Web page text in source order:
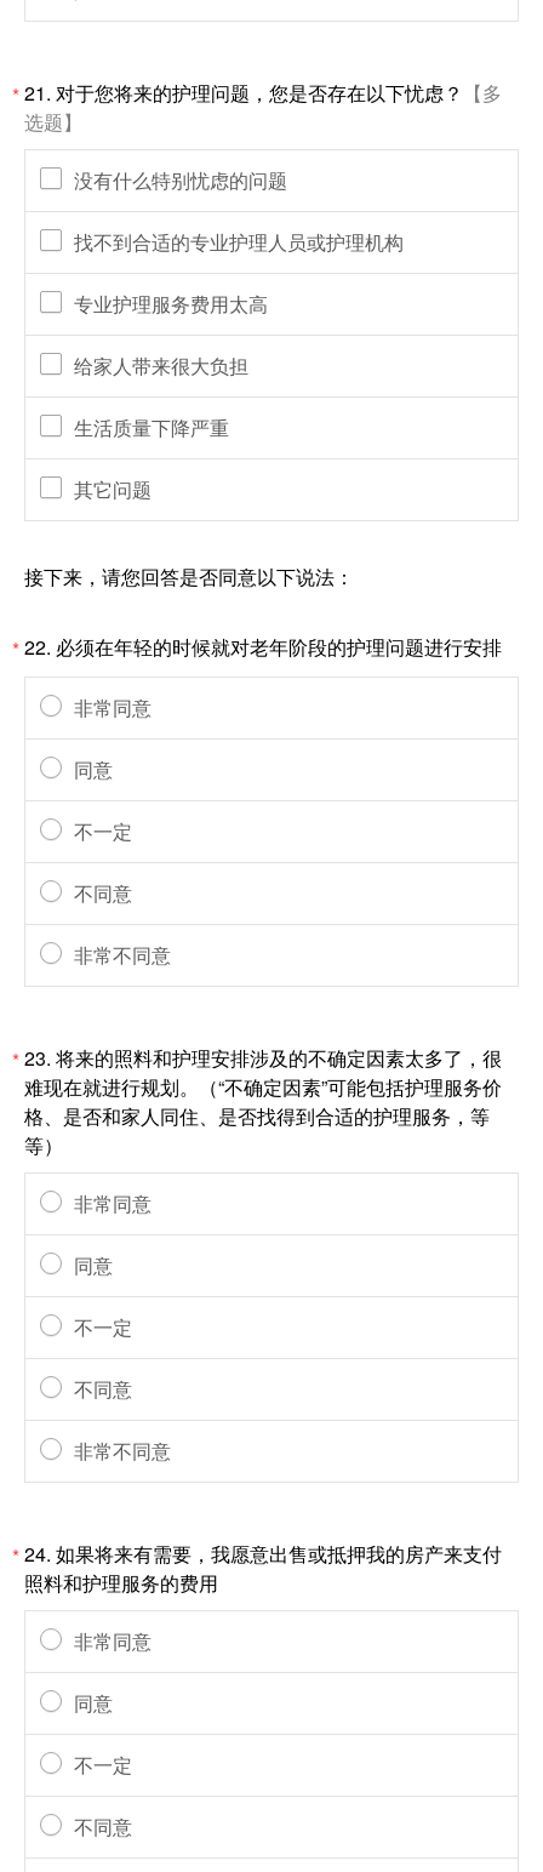
*21. 对于您将来的护理问题，您是否存在以下忧虑？
【多
选题】
没有什么特别忧虑的问题
找不到合适的专业护理人员或护理机构
专业护理服务费用太高
给家人带来很大负担
生活质量下降严重
其它问题
接下来，请您回答是否同意以下说法：
*22. 必须在年轻的时候就对老年阶段的护理问题进行安排
非常同意
同意
不一定
不同意
非常不同意
*23. 将来的照料和护理安排涉及的不确定因素太多了，很
难现在就进行规划。（“不确定因素”可能包括护理服务价
格、是否和家人同住、是否找得到合适的护理服务，等
等）
非常同意
同意
不一定
不同意
非常不同意
*24. 如果将来有需要，我愿意出售或抵押我的房产来支付
照料和护理服务的费用
非常同意
同意
不一定
不同意